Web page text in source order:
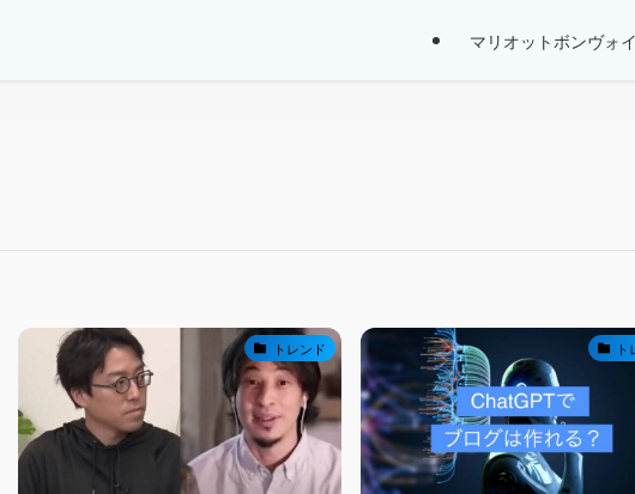
マリオットボンヴォ
トレンド